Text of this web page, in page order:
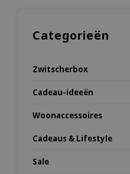
Categorieën
Zwitscherbox
Cadeau-ideeën
Woonaccessoires
Cadeaus & Lifestyle
Sale